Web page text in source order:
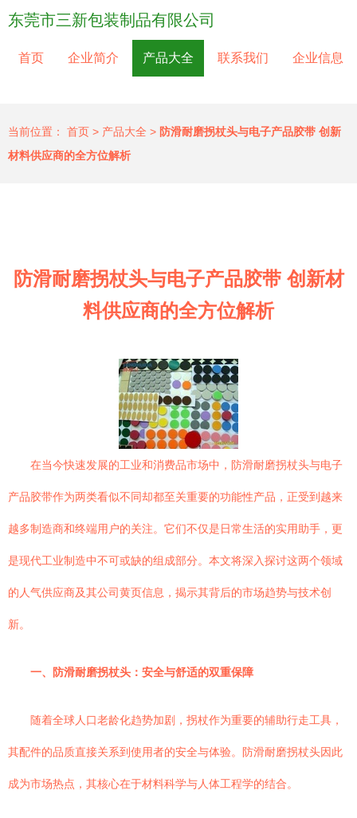
东莞市三新包装制品有限公司
首页 企业简介 产品大全 联系我们 企业信息
当前位置： 首页 > 产品大全 > 防滑耐磨拐杖头与电子产品胶带 创新
材料供应商的全方位解析
防滑耐磨拐杖头与电子产品胶带 创新材
料供应商的全方位解析
在当今快速发展的工业和消费品市场中，防滑耐磨拐杖头与电子
产品胶带作为两类看似不同却都至关重要的功能性产品，正受到越来
越多制造商和终端用户的关注。它们不仅是日常生活的实用助手，更
是现代工业制造中不可或缺的组成部分。本文将深入探讨这两个领域
的人气供应商及其公司黄页信息，揭示其背后的市场趋势与技术创
新。
一、防滑耐磨拐杖头：安全与舒适的双重保障
随着全球人口老龄化趋势加剧，拐杖作为重要的辅助行走工具，
其配件的品质直接关系到使用者的安全与体验。防滑耐磨拐杖头因此
成为市场热点，其核心在于材料科学与人体工程学的结合。